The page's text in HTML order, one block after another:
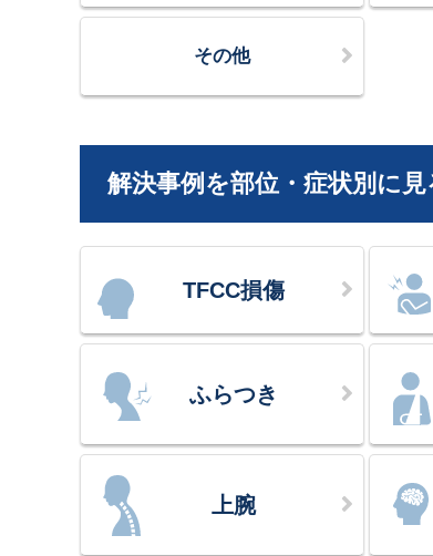
その他
解決事例を部位・症状別に見
TFCC損傷
ふらつき
上腕